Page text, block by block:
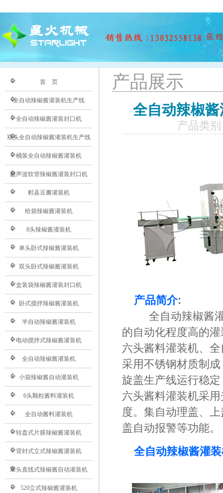
首 页
全自动辣椒酱灌装机生产线
全自动辣椒酱灌装封口机
双头全自动辣椒酱灌装机生产线
桶装全自动辣椒酱灌装机
超声波软管辣椒酱灌装封口机
郫县豆瓣灌装机
给袋辣椒酱灌装机
8头辣椒酱灌装机
单头卧式辣椒酱灌装机
双头卧式辣椒酱灌装机
盒装袋辣椒酱灌装封口机
卧式搅拌辣椒酱灌装机
半自动辣椒酱灌装机
电动搅拌式辣椒酱灌装机
全自动辣椒酱灌装机
小袋辣椒酱自动灌装机
6头颗粒酱料灌装机
全自动酱料灌装机
转盘式片膜辣椒酱灌装机
背封式立式辣椒酱灌装机
双头直线式辣椒酱自动灌装机
520立式辣椒酱灌装机
产品展示
全自动辣椒
产品类
产品简介:
全自动辣椒酱灌
的自动化程度高的
六头酱料灌装机、
采用不锈钢材质制
旋盖生产线运行稳
六头酱料灌装机采
度。集自动理盖、
盖自动报警等功能。
全自动辣椒酱灌